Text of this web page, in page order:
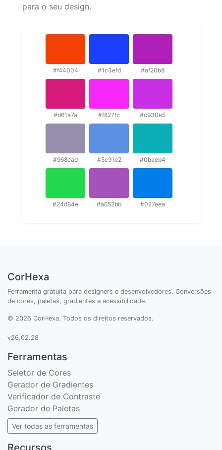
para o seu design.
#f44004 #1c3efd #af20b8
#d61a7a #f827fc #c930e5
#968ead #5c91e2 #0baeb4
#24d84e #a652bb #027eea
CorHexa
Ferramenta gratuita para designers e desenvolvedores. Conversões
de cores, paletas, gradientes e acessibilidade.
© 2026 CorHexa. Todos os direitos reservados.
v26.02.28
Ferramentas
Seletor de Cores
Gerador de Gradientes
Verificador de Contraste
Gerador de Paletas
Ver todas as ferramentas
Recursos